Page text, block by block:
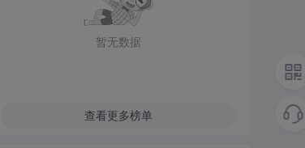
暂无数据
查看更多榜单